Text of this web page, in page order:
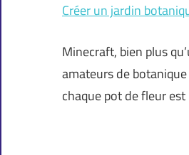
Créer un jardin
Minecraft, bien plus
amateurs de
chaque pot de fleur